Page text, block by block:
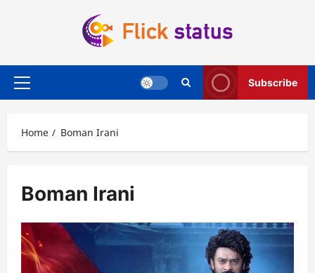
Primary
Subscribe
Home Boman Irani
Boman Irani